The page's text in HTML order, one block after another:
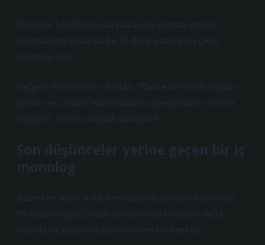
Balıkesir İvrindi hayvan pazarı ne zaman sorusu
aslında beni biraz da bu iki dünya arasında gidip
gelmeye itiyor.
Değerli Tekneturum okurları, “Balıkesir İvrindi hayvan
pazarı ne zaman” hakkındaki bu içeriğimizin sonuna
ulaştınız. Umarız faydalı olmuştur!
Son düşünceler yerine geçen bir iç
monolog
Bazen en basit sorular en uzun düşünceleri tetikliyor.
Bir pazarın günü, sadece takvimde bir işaret değil;
insanların yaşamını şekillendiren bir merkez.